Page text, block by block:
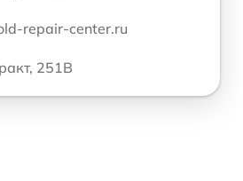
repair-center.ru
251В